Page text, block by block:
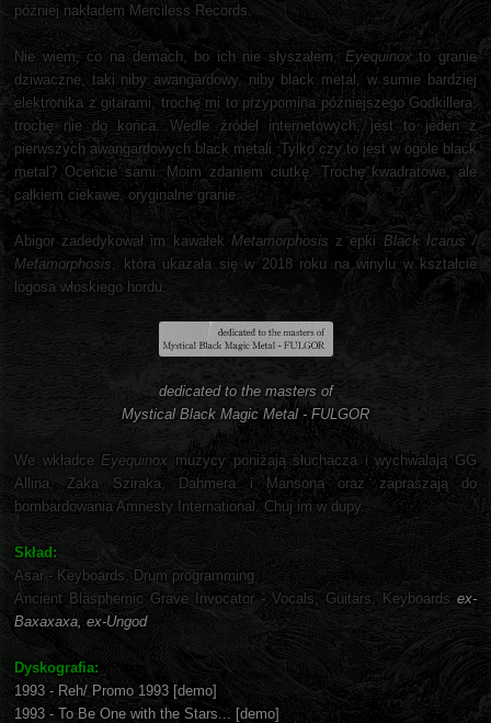
później nakładem Merciless Records.
Nie wiem, co na demach, bo ich nie słyszałem, Eyequinoxto granie
dziwaczne, taki niby awangardowy, niby black metal, w sumie bardziej
elektronika z gitarami, trochę mi to przypomina późniejszego Godkillera,
trochę nie do końca. Wedle źródeł internetowych, jest to jeden z
pierwszych awangardowych black metali. Tylko czy to jest w ogóle black
metal? Oceńcie sami. Moim zdaniem ciutkę. Trochę kwadratowe, ale
całkiem ciekawe, oryginalne granie.
Abigor zadedykował im kawałek Metamorphosis z epki Black Icarus /
Metamorphosis , która ukazała się w 2018 roku na winylu w kształcie
logosa włoskiego hordu.
dedicated to the masters of
Mystical Black Magic Metal - FULGOR
We wkładce Eyequinox muzycy poniżają słuchacza i wychwalają GG
Allina, Żaka Sziraka, Dahmera i Mansona oraz zapraszają do
bombardowania Amnesty International. Chuj im w dupy.
Skład:
Asar - Keyboards, Drum programming
Ancient Blasphemic Grave Invocator - Vocals, Guitars, Keyboardsex-
Baxaxaxa, ex-Ungod
Dyskografia:
1993 - Reh/ Promo 1993 [demo]
1993 - To Be One with the Stars... [demo]